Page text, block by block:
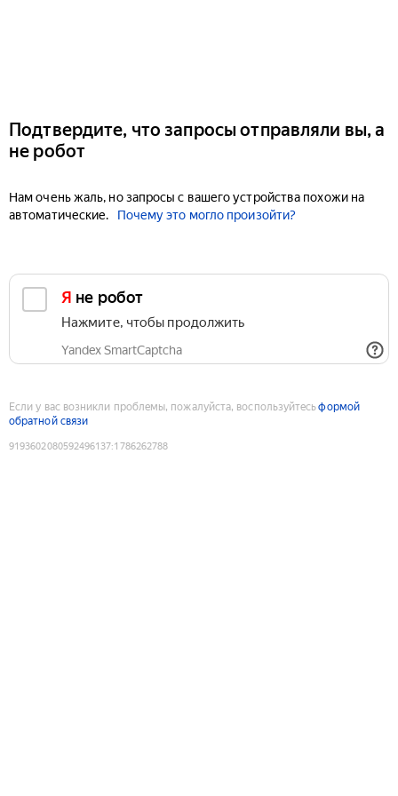
Подтвердите, что запросы отправляли вы, а
не робот
Нам очень жаль, но запросы с вашего устройства похожи на
автоматические.
Почему это могло произойти?
Я не робот
Нажмите, чтобы продолжить
Yandex SmartCaptcha
Если у вас возникли проблемы, пожалуйста, воспользуйтесьформой
обратной связи
9193602080592496137:1786262788